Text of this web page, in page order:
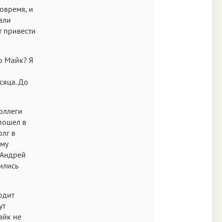
и
привести
Майк? Я
До
в
в
не